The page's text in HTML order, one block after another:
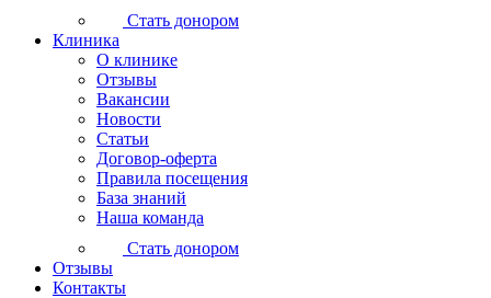
Стать донором
Клиника
О клинике
Отзывы
Вакансии
Новости
Статьи
Договор-оферта
Правила посещения
База знаний
Наша команда
Стать донором
Отзывы
Контакты